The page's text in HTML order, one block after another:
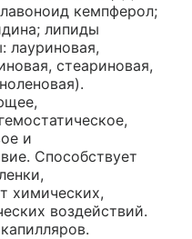
кемпферол;
липиды
лауриновая,
стеариновая,
и
Способствует
химических,
воздействий.